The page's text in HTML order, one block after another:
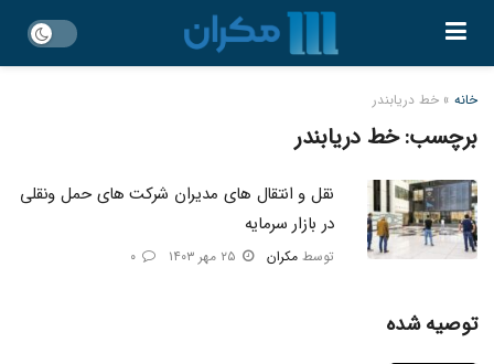
خانه » خط دریابندر
برچسب:خط دریابندر
نقل و انتقال های مدیران شرکت های حمل ونقلی
در بازار سرمایه
توسط مکران
توصیه شده